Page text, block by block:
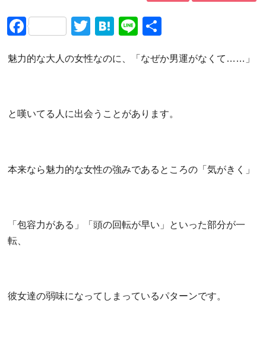
FacebookTwitter
Hatena
Line
魅力的な大人の女性なのに、「なぜか男運がなくて……」
と嘆いてる人に出会うことがあります。
本来なら魅力的な女性の強みであるところの「気がきく」
「包容力がある」「頭の回転が早い」といった部分が一
転、
彼女達の弱味になってしまっているパターンです。